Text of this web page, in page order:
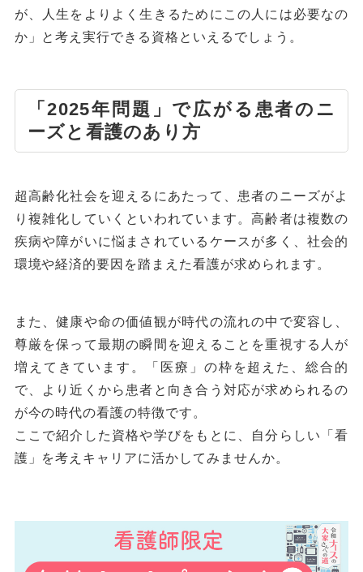
が、人生をよりよく生きるためにこの人には必要なの
か」と考え実行できる資格といえるでしょう。
「2025年問題」で広がる患者のニ
ーズと看護のあり方
超高齢化社会を迎えるにあたって、患者のニーズがよ
り複雑化していくといわれています。高齢者は複数の
疾病や障がいに悩まされているケースが多く、社会的
環境や経済的要因を踏まえた看護が求められます。
また、健康や命の価値観が時代の流れの中で変容し、
尊厳を保って最期の瞬間を迎えることを重視する人が
増えてきています。「医療」の枠を超えた、総合的
で、より近くから患者と向き合う対応が求められるの
が今の時代の看護の特徴です。
ここで紹介した資格や学びをもとに、自分らしい「看
護」を考えキャリアに活かしてみませんか。